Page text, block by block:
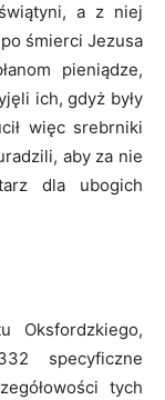
a z niej
śmierci Jezusa
pieniądze,
ich, gdyż były
więc srebrniki
aby za nie
dla ubogich
Oksfordzkiego,
specyficzne
tych